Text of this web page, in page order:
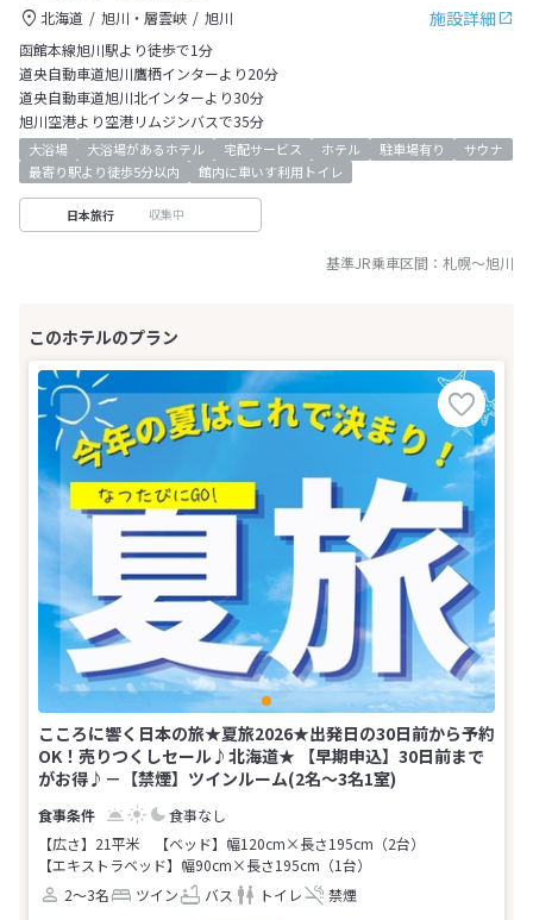
施設詳細
北海道 旭川・層雲峡
旭川
函館本線旭川駅より徒歩で1分
道央自動車道旭川鷹栖インターより20分
道央自動車道旭川北インターより30分
旭川空港より空港リムジンバスで35分
大浴場 大浴場があるホテル 宅配サービス ホテル 駐車場有り
サウナ
最寄り駅より徒歩5分以内
館内に車いす利用トイレ
日本旅行 収集中
基準JR乗車区間： 札幌～旭川
こころに響く日本の旅★夏旅2026★出発日の30日前から予約
OK！売りつくしセール♪北海道★ 【早期申込】30日前まで
がお得♪－【禁煙】ツインルーム(2名～3名1室)
食事なし
【広さ】21平米
【ベッド】幅120cm×長さ195cm（2台）
【エキストラベッド】幅90cm×長さ195cm（1台）
2～3名
ツイン バス トイレ 禁煙